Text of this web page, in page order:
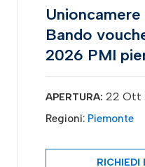
Bando
2026 PMI
APERTURA: 22 Ott
Regioni: Piemonte
RICHIEDI